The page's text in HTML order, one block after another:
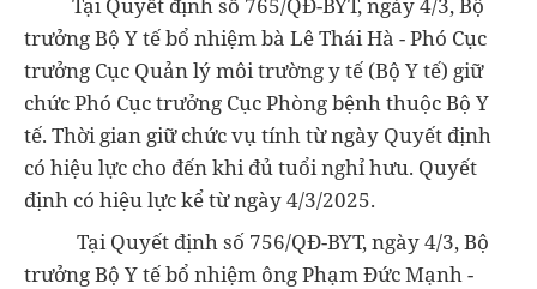
trưởng Bộ Y tế bổ nhiệm bà Lê Thái Hà - Phó Cục
trưởng Cục Quản lý môi trường y tế (Bộ Y tế) giữ
chức Phó Cục trưởng Cục Phòng bệnh thuộc Bộ Y
tế. Thời gian giữ chức vụ tính từ ngày Quyết định
có hiệu lực cho đến khi đủ tuổi nghỉ hưu. Quyết
định có hiệu lực kể từ ngày 4/3/2025.
Tại Quyết định số 756/QĐ-BYT, ngày 4/3, Bộ
trưởng Bộ Y tế bổ nhiệm ông Phạm Đức Mạnh -